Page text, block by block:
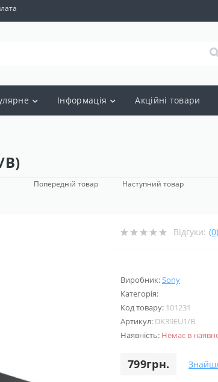
Інформація Акцiйнi товари
B)
Попередній товар Наступний товар
Відгуки: (0)
Виробник:Sony
Категорія:
Код товару: 101231
Артикул: DK39EU1/B
Наявність: Немає в
799грн.